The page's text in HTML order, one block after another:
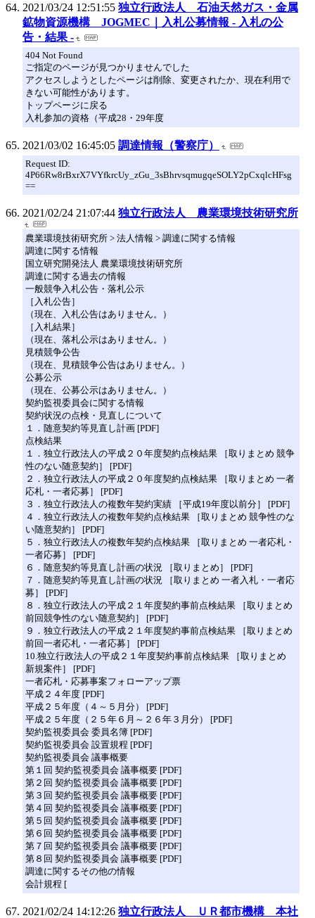
2021/03/24 12:51:55 独立行政法人 石油天然ガス・金属
鉱物資源機構 JOGMEC｜入札公募情報 - 入札の公
告・結果 -
404 Not Found
ご指定のページが見つかりませんでした
アクセスしようとしたページは削除、変更されたか、現在利用で
きない可能性があります。
トップページに戻る
入札参加の資格（平成28・29年度
2021/03/02 16:45:05 調達情報（警察庁）
Request ID:
4P66Rw8rBxrX7VYfkrcUy_zGu_3sBhrvsqmugqeSOLY2pCxqlcHFsg
==
2021/02/24 21:07:44 独立行政法人 農業環境技術研究所
農業環境技術研究所 > 法人情報 > 調達に関する情報
調達に関する情報
国立研究開発法人 農業環境技術研究所
調達に関する過去の情報
一般競争入札公告・落札公示
［入札公告］
（現在、入札公告はありません。）
［入札結果］
（現在、落札公示はありません。）
見積競争公告
（現在、見積競争公告はありません。）
公募公示
（現在、公募公示はありません。）
契約監視委員会に関する情報
契約状況の点検・見直しについて
１．随意契約等見直し計画 [PDF]
点検結果
１．独立行政法人の平成２０年度契約点検結果 ［取りまとめ 競争
性のない随意契約］ [PDF]
２．独立行政法人の平成２０年度契約点検結果 ［取りまとめ 一者
応札・一者応募］ [PDF]
３．独立行政法人の複数年契約実績 ［平成19年度以前分］ [PDF]
４．独立行政法人の複数年契約点検結果 ［取りまとめ 競争性のな
い随意契約］ [PDF]
５．独立行政法人の複数年契約点検結果 ［取りまとめ 一者応札・
一者応募］ [PDF]
６．随意契約等見直し計画の状況 ［取りまとめ］ [PDF]
７．随意契約等見直し計画の状況 ［取りまとめ 一者入札・一者応
募］ [PDF]
８．独立行政法人の平成２１年度契約事前点検結果 ［取りまとめ
前回競争性のない随意契約］ [PDF]
９．独立行政法人の平成２１年度契約事前点検結果 ［取りまとめ
前回一者応札・一者応募］ [PDF]
10.独立行政法人の平成２１年度契約事前点検結果 ［取りまとめ
新規案件］ [PDF]
一者応札・応募事案フォローアップ票
平成２４年度 [PDF]
平成２５年度（４～５月分） [PDF]
平成２５年度（２５年６月～２６年３月分） [PDF]
契約監視委員会 委員名簿 [PDF]
契約監視委員会 設置規程 [PDF]
契約監視委員会 議事概要
第１回 契約監視委員会 議事概要 [PDF]
第２回 契約監視委員会 議事概要 [PDF]
第３回 契約監視委員会 議事概要 [PDF]
第４回 契約監視委員会 議事概要 [PDF]
第５回 契約監視委員会 議事概要 [PDF]
第６回 契約監視委員会 議事概要 [PDF]
第７回 契約監視委員会 議事概要 [PDF]
第８回 契約監視委員会 議事概要 [PDF]
調達に関するその他の情報
会計規程 [
2021/02/24 14:12:26 独立行政法人 ＵＲ都市機構 本社